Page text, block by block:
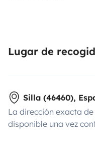
Lugar de
Silla (46460),
La dirección exacta
disponible una vez